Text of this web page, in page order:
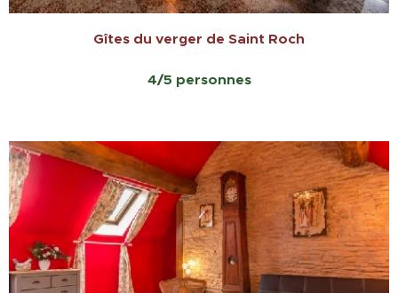
Gîtes du verger de Saint Roch
4/5 personnes